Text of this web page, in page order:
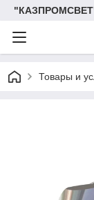
Товары и